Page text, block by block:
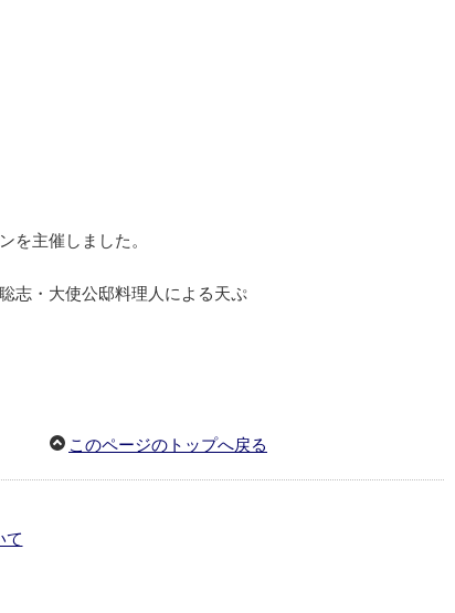
を主催しました。
志・大使公邸料理人による天ぷ
このページのトップへ戻る
て